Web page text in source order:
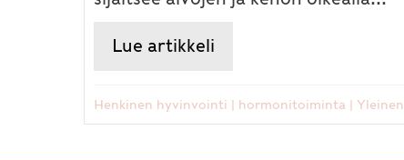
Lue artikkeli
Henkinen hyvinvointi | hormonitoiminta | Yleinen